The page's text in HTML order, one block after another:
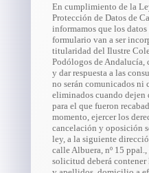
En cumplimiento de la
Protección de Datos de
informamos que los
formulario van a ser
titularidad del Ilustre
Podólogos de
y dar respuesta a las
no serán comunicados ni
eliminados cuando dejen
para el que fueron
momento, ejercer los
cancelación y oposición
ley, a la siguiente
calle Albuera, nº 15
solicitud deberá